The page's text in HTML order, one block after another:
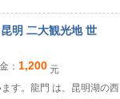
明 二大観光地 世
： 1,200 元
す。龍門 は、昆明湖の西